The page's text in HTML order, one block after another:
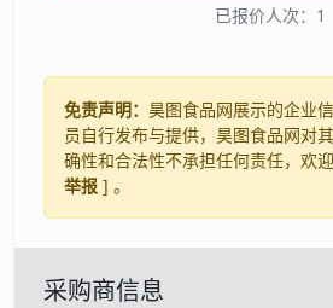
已报价人次：1
免责声明： 昊图食品网展示的企业
员自行发布与提供，昊图食品网对
确性和合法性不承担任何责任，欢
举报 ] 。
采购商信息